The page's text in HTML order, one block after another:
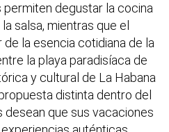
degustar la cocina
salsa, mientras que el
de la esencia cotidiana de la
la playa paradisíaca de
y cultural de La Habana
distinta dentro del
desean que sus vacaciones